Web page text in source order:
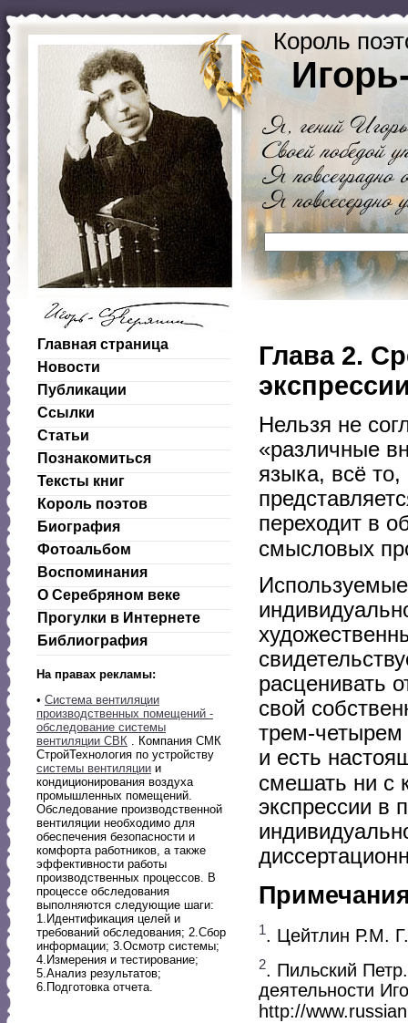
Король
Главная страница
Новости
Публикации
Ссылки
Статьи
Познакомиться
Тексты книг
Король поэтов
Биография
Фотоальбом
Воспоминания
О Серебряном веке
Прогулки в Интернете
Библиография
На правах рекламы:
• Система вентиляции
производственных помещений -
обследование системы
вентиляции СВК . Компания СМК
СтройТехнология по устройству
системы вентиляции и
кондиционирования воздуха
промышленных помещений.
Обследование производственной
вентиляции необходимо для
обеспечения безопасности и
комфорта работников, а также
эффективности работы
производственных процессов. В
процессе обследования
выполняются следующие шаги:
1.Идентификация целей и
требований обследования; 2.Сбор
информации; 3.Осмотр системы;
4.Измерения и тестирование;
5.Анализ результатов;
6.Подготовка отчета.
Глава 2.
Нельзя не
«различные
языка, всё
переходит в
смысловых
расценивать
свой
трем-
и есть
смешать ни с
экспрессии в
1. Цейтлин Р.М.
2
. Пильский
деятельности
http://